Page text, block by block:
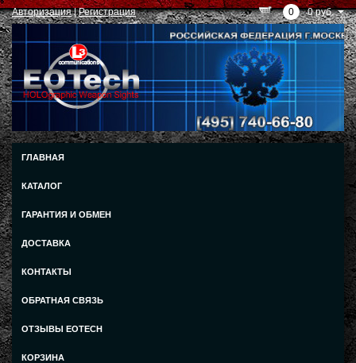
Авторизация|Регистрация 0 0 руб.
ГЛАВНАЯ
КАТАЛОГ
ГАРАНТИЯ И ОБМЕН
ДОСТАВКА
КОНТАКТЫ
ОБРАТНАЯ СВЯЗЬ
ОТЗЫВЫ EOTECH
КОРЗИНА